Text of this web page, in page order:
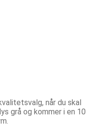
når du skal
grå og kommer i en 10